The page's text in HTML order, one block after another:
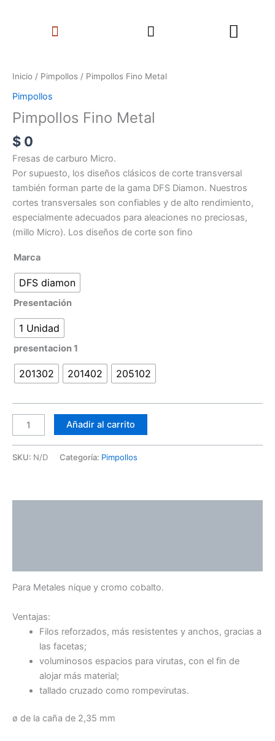
Menu Search
Inicio / Pimpollos / Pimpollos Fino Metal
Pimpollos
Pimpollos Fino Metal
$ 0
Fresas de carburo Micro.
Por supuesto, los diseños clásicos de corte transversal
también forman parte de la gama DFS Diamon. Nuestros
cortes transversales son confiables y de alto rendimiento,
especialmente adecuados para aleaciones no preciosas,
(millo Micro). Los diseños de corte son fino
Marca
DFS diamon
Presentación
1 Unidad
presentacion 1
201302 201402 205102
Fino
cantidad
Añadir al carrito
SKU: N/D Categoría: Pimpollos
Para Metales nique y cromo cobalto.
Ventajas:
Filos reforzados, más resistentes y anchos, gracias a
las facetas;
voluminosos espacios para virutas, con el fin de
alojar más material;
tallado cruzado como rompevirutas.
ø de la caña de 2,35 mm